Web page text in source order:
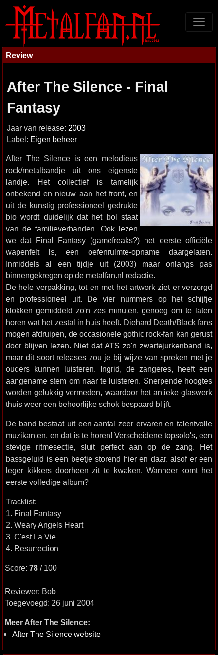
Review
After The Silence - Final
Fantasy
Jaar van release: 2003
Label: Eigen beheer
After The Silence is een melodieus
rock/metalbandje uit ons eigenste
landje. Het collectief is tamelijk
onbekend en nieuw aan het front, en
uit de kunstig professioneel gedrukte
bio wordt duidelijk dat het bol staat
van de familieverbanden. Ook lezen
we dat Final Fantasy (gamefreaks?) het eerste officiële
wapenfeit is, een oefenruimte-opname daargelaten.
Inmiddels al een tijdje uit (2003) maar onlangs pas
binnengekregen op de metalfan.nl redactie.
De hele verpakking, tot en met het artwork ziet er verzorgd
en professioneel uit. De vier nummers op het schijfje
klokken gemiddeld zo'n zes minuten, genoeg om te laten
horen wat het zestal in huis heeft. Diehard Death/Black fans
mogen afdruipen, de occasionele gothic rock-fan kan gerust
door blijven lezen. Niet dat ATS zo'n zwartejurkenband is,
maar dit soort releases zou je bij wijze van spreken met je
ouders kunnen luisteren. Ingrid, de zangeres, heeft een
aangename stem om naar te luisteren. Snerpende hoogtes
worden gelukkig vermeden, waardoor het antieke glaswerk
thuis weer een behoorlijke schok bespaard blijft.
De band bestaat uit een aantal zeer ervaren en talentvolle
muzikanten, en dat is te horen! Verscheidene topsolo's, een
stevige ritmesectie, sluit perfect aan op de zang. Het
bassgeluid is een beetje storend hier en daar, alsof er een
leger kikkers doorheen zit te kwaken. Wanneer komt het
eerste volledige album?
Tracklist:
1. Final Fantasy
2. Weary Angels Heart
3. C'est La Vie
4. Resurrection
Score: 78 / 100
Reviewer: Bob
Toegevoegd: 26 juni 2004
Meer After The Silence:
After The Silence website